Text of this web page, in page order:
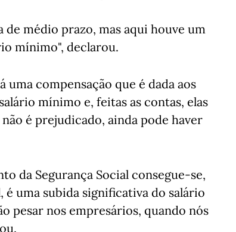
de médio prazo, mas aqui houve um
mínimo", declarou.
uma compensação que é dada aos
mínimo e, feitas as contas, elas
é prejudicado, ainda pode haver
da Segurança Social consegue-se,
uma subida significativa do salário
pesar nos empresários, quando nós